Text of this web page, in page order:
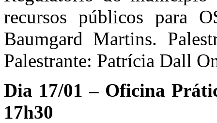
recursos públicos para
Baumgard Martins.
Palestrante: Patrícia Dall
Dia 17/01 – Oficina
17h30